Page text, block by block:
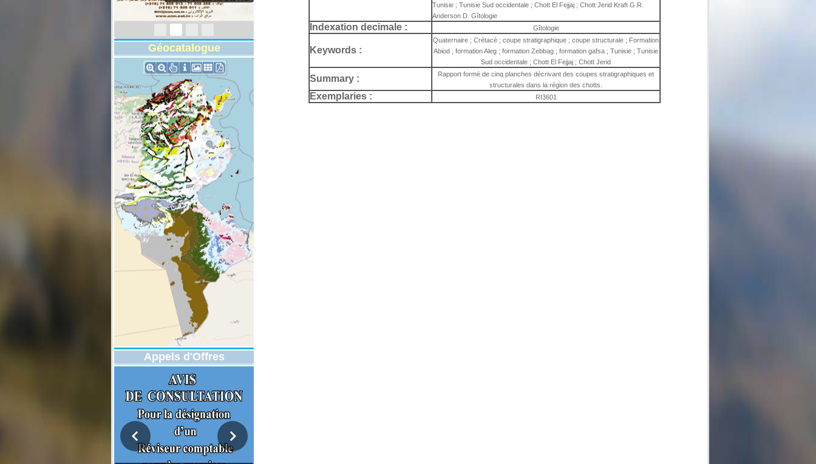
Géocatalogue
Appels d'Offres
Tunisie ; Tunisie Sud occidentale ; Chott El Fejjaj ; Chott Jerid Kraft G.R.
Anderson D. Gîtologie
Indexation decimale : Gîtologie
Keywords :
Quaternaire ; Crétacé ; coupe stratigraphique ; coupe structurale ; Formation
Abiod ; formation Aleg ; formation Zebbag ; formation gafsa ; Tunisie ; Tunisie
Sud occidentale ; Chott El Fejjaj ; Chott Jerid
Summary :
Rapport formé de cinq planches décrivant des coupes stratigraphiques et
structurales dans la région des chotts.
Exemplaries : RI3601